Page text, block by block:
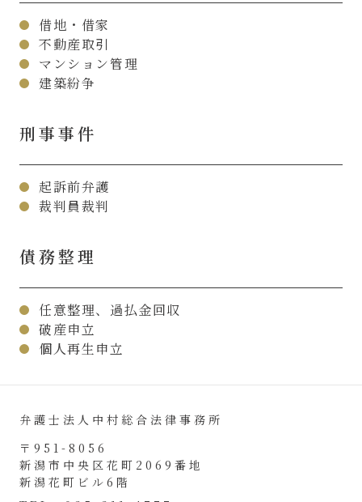
借地・借家
不動産取引
マンション管理
建築紛争
刑事事件
起訴前弁護
裁判員裁判
債務整理
任意整理、過払金回収
破産申立
個人再生申立
弁護士法人中村総合法律事務所
〒951-8056
新潟市中央区花町2069番地
新潟花町ビル6階